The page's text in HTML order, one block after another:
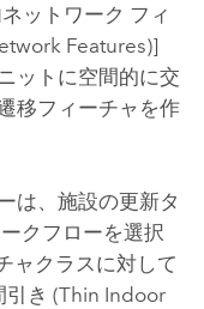
ットワーク フィ
Features)]
ットに空間的に交
移フィーチャを作
は、施設の更新タ
クフローを選択
ャクラスに対して
引き (Thin Indoor